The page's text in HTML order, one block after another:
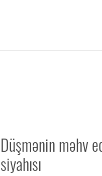
Düşmənin məhv
siyahısı